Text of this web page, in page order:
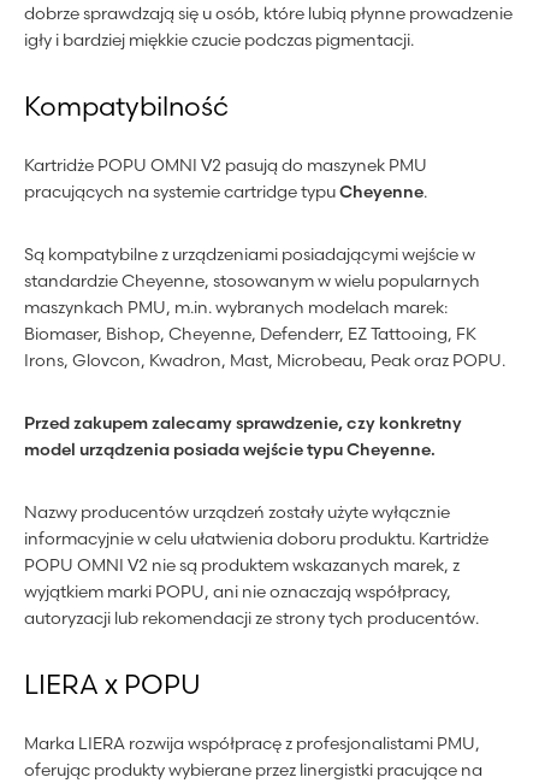
dobrze sprawdzają się u osób, które lubią płynne prowadzenie
igły i bardziej miękkie czucie podczas pigmentacji.
Kompatybilność
Kartridże POPU OMNI V2 pasują do maszynek PMU
pracujących na systemie cartridge typuCheyenne.
Są kompatybilne z urządzeniami posiadającymi wejście w
standardzie Cheyenne, stosowanym w wielu popularnych
maszynkach PMU, m.in. wybranych modelach marek:
Biomaser, Bishop, Cheyenne, Defenderr, EZ Tattooing, FK
Irons, Glovcon, Kwadron, Mast, Microbeau, Peak oraz POPU.
Przed zakupem zalecamy sprawdzenie, czy konkretny
model urządzenia posiada wejście typu Cheyenne.
Nazwy producentów urządzeń zostały użyte wyłącznie
informacyjnie w celu ułatwienia doboru produktu. Kartridże
POPU OMNI V2 nie są produktem wskazanych marek, z
wyjątkiem marki POPU, ani nie oznaczają współpracy,
autoryzacji lub rekomendacji ze strony tych producentów.
LIERA x POPU
Marka LIERA rozwija współpracę z profesjonalistami PMU,
oferując produkty wybierane przez linergistki pracujące na